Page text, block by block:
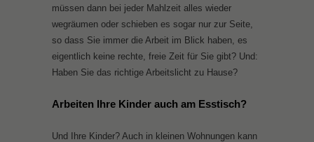
müssen dann bei jeder Mahlzeit alles wieder
wegräumen oder schieben es sogar nur zur Seite,
so dass Sie immer die Arbeit im Blick haben, es
eigentlich keine rechte, freie Zeit für Sie gibt? Und:
Haben Sie das richtige Arbeitslicht zu Hause?
Arbeiten Ihre Kinder auch am Esstisch?
Und Ihre Kinder? Auch in kleinen Wohnungen kann